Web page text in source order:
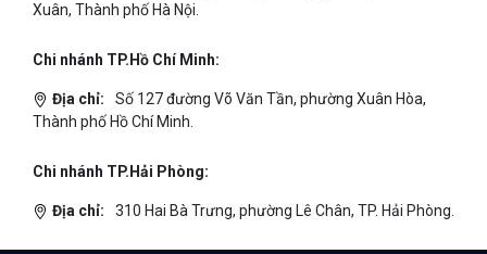
Xuân, Thành phố Hà Nội.
Chi nhánh TP.Hồ Chí Minh:
Địa chỉ:
Số 127 đường Võ Văn Tần, phường Xuân Hòa,
Thành phố Hồ Chí Minh.
Chi nhánh TP.Hải Phòng:
Địa chỉ: 310 Hai Bà Trưng, phường Lê Chân, TP. Hải Phòng.